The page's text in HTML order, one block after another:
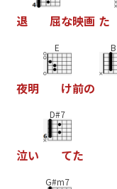
退 屈な映画 た
夜明
E
け前の
B
泣い
D#7
てた
G#m7